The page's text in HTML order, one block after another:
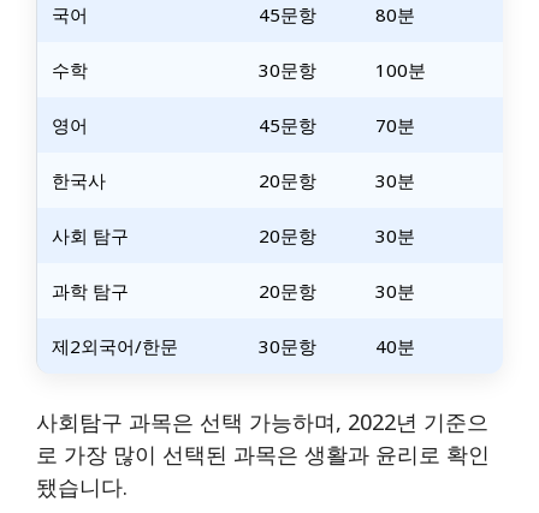
국어 45문항 80분
수학 30문항 100분
영어 45문항 70분
한국사 20문항 30분
사회 탐구 20문항 30분
과학 탐구 20문항 30분
제2외국어/한문 30문항 40분
사회탐구 과목은 선택 가능하며, 2022년 기준으
로 가장 많이 선택된 과목은 생활과 윤리로 확인
됐습니다.